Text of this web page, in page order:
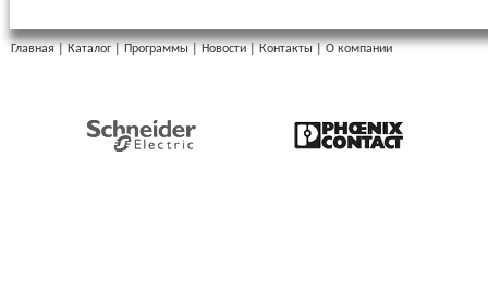
Главная | Каталог | Программы | Новости | Контакты | О компании